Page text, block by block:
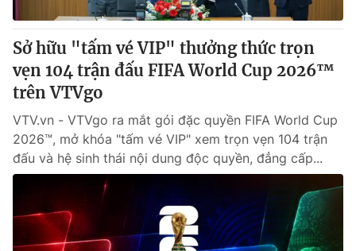
Sở hữu "tấm vé VIP" thưởng thức trọn
vẹn 104 trận đấu FIFA World Cup 2026™
trên VTVgo
VTV.vn - VTVgo ra mắt gói đặc quyền FIFA World Cup
2026™, mở khóa "tấm vé VIP" xem trọn vẹn 104 trận
đấu và hệ sinh thái nội dung độc quyền, đẳng cấp...